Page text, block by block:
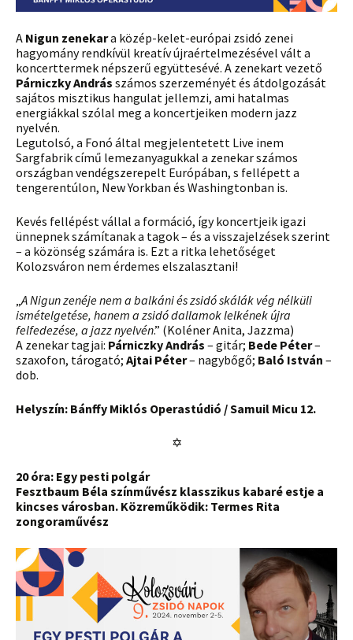
A Nigun zenekara közép-kelet-európai zsidó zenei
hagyomány rendkívül kreatív újraértelmezésével vált a
koncerttermek népszerű együttesévé. A zenekart vezető
Párniczky András számos szerzeményét és átdolgozását
sajátos misztikus hangulat jellemzi, ami hatalmas
energiákkal szólal meg a koncertjeiken modern jazz
nyelvén.
Legutolsó, a Fonó által megjelentetett Live inem
Sargfabrik című lemezanyagukkal a zenekar számos
országban vendégszerepelt Európában, s fellépett a
tengerentúlon, New Yorkban és Washingtonban is.
Kevés fellépést vállal a formáció, így koncertjeik igazi
ünnepnek számítanak a tagok – és a visszajelzések szerint
– a közönség számára is. Ezt a ritka lehetőséget
Kolozsváron nem érdemes elszalasztani!
„A Nigun zenéje nem a balkáni és zsidó skálák vég nélküli
ismételgetése, hanem a zsidó dallamok lelkének újra
felfedezése, a jazz nyelvén.” (Koléner Anita, Jazzma)
A zenekar tagjai: Párniczky András – gitár; Bede Péter–
szaxofon, tárogató; Ajtai Péter– nagybőgő; Baló István –
dob.
Helyszín: Bánffy Miklós Operastúdió / Samuil Micu 12.
✡
20 óra: Egy pesti polgár
Fesztbaum Béla színművész klasszikus kabaré estje a
kincses városban. Közreműködik: Termes Rita
zongoraművész